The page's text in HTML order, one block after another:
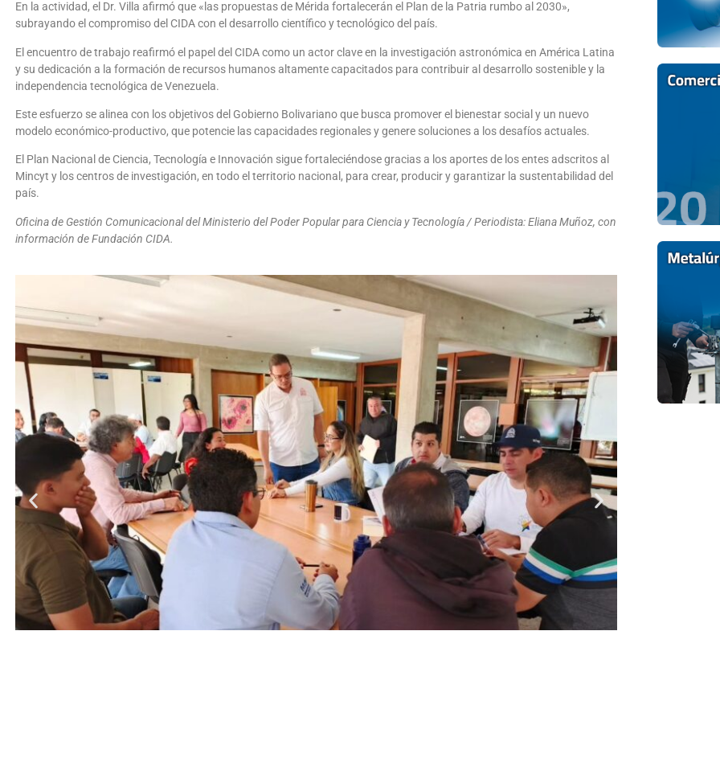
En la actividad, el Dr. Villa afirmó que «las propuestas de Mérida fortalecerán el Plan de la Patria rumbo al 2030»,
subrayando el compromiso del CIDA con el desarrollo científico y tecnológico del país.
El encuentro de trabajo reafirmó el papel del CIDA como un actor clave en la investigación astronómica en América Latina
y su dedicación a la formación de recursos humanos altamente capacitados para contribuir al desarrollo sostenible y la
independencia tecnológica de Venezuela.
Este esfuerzo se alinea con los objetivos del Gobierno Bolivariano que busca promover el bienestar social y un nuevo
modelo económico-productivo, que potencie las capacidades regionales y genere soluciones a los desafíos actuales.
El Plan Nacional de Ciencia, Tecnología e Innovación sigue fortaleciéndose gracias a los aportes de los entes adscritos al
Mincyt y los centros de investigación, en todo el territorio nacional, para crear, producir y garantizar la sustentabilidad del
país.
Oficina de Gestión Comunicacional del Ministerio del Poder Popular para Ciencia y Tecnología / Periodista: Eliana Muñoz, con
información de Fundación CIDA.